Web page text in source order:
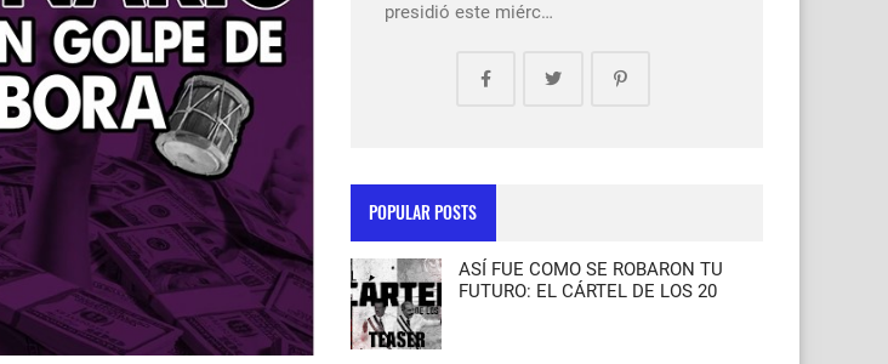
presidió este miérc…
POPULAR POSTS
ASÍ FUE COMO SE ROBARON TU
FUTURO: EL CÁRTEL DE LOS 20